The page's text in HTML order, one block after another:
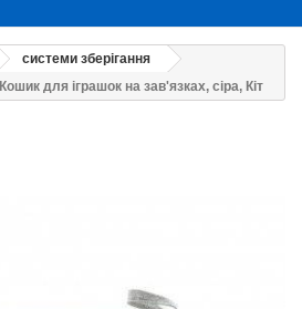
системи зберігання
Кошик для іграшок на зав'язках, сіра, Кіт